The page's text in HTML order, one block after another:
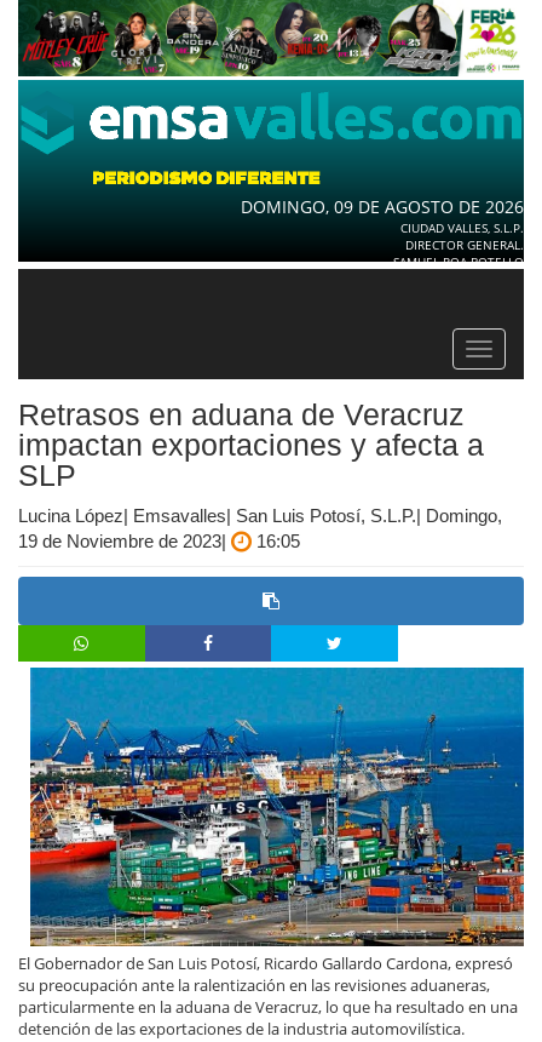
DOMINGO, 09 DE AGOSTO DE 2026
CIUDAD VALLES, S.L.P.
DIRECTOR GENERAL.
SAMUEL ROA BOTELLO
Toggle
Retrasos en aduana de Veracruz
impactan exportaciones y afecta a
SLP
Lucina López| Emsavalles| San Luis Potosí, S.L.P.| Domingo,
19 de Noviembre de 2023|
16:05
El Gobernador de San Luis Potosí, Ricardo Gallardo Cardona, expresó
su preocupación ante la ralentización en las revisiones aduaneras,
particularmente en la aduana de Veracruz, lo que ha resultado en una
detención de las exportaciones de la industria automovilística.